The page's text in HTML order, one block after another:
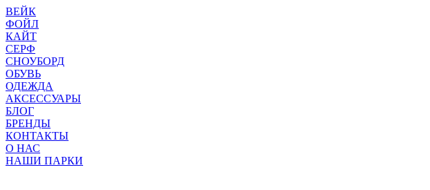
ВЕЙК
ФОЙЛ
КАЙТ
СЕРФ
СНОУБОРД
ОБУВЬ
ОДЕЖДА
АКСЕССУАРЫ
БЛОГ
БРЕНДЫ
КОНТАКТЫ
О НАС
НАШИ ПАРКИ